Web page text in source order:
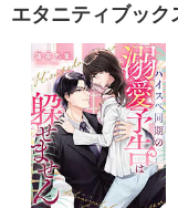
エタニティブック